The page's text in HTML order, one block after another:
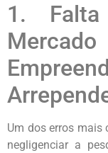
1.
Um dos erros mais
negligenciar a